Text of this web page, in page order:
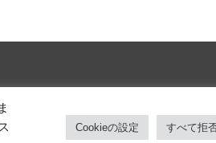
RECRUIT CALENDAR
Cookieの設定 すべて拒